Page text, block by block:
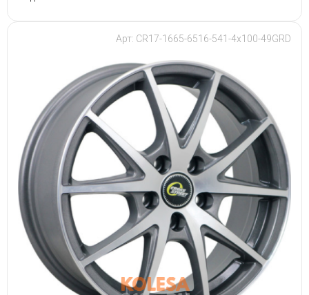
Арт: CR17-1665-6516-541-4x100-49GRD